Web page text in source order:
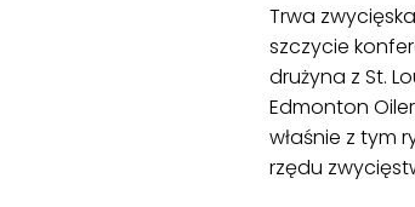
Trwa
szczycie
drużyna z St.
Edmonton
właśnie z tym
rzędu